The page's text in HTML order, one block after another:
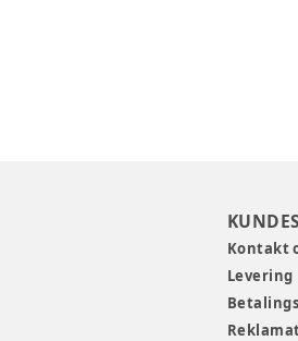
Kontakt
Levering